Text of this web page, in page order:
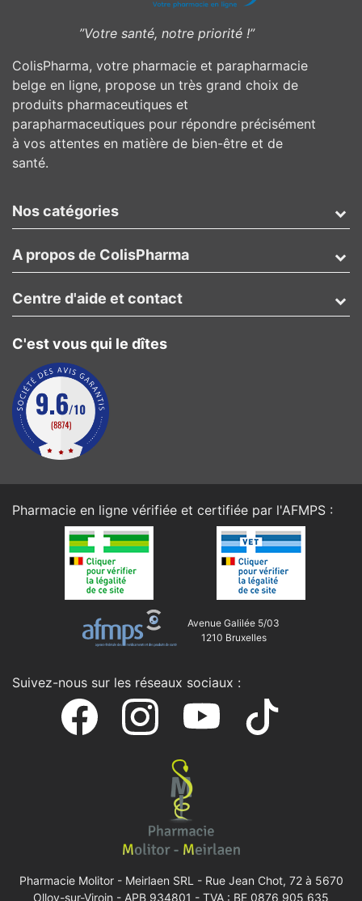
”Votre santé, notre priorité !”
ColisPharma, votre pharmacie et parapharmacie
belge en ligne, propose un très grand choix de
produits pharmaceutiques et
parapharmaceutiques pour répondre précisément
à vos attentes en matière de bien-être et de
santé.
Nos catégories
A propos de ColisPharma
C'est vous qui le dîtes
Centre d'aide et contact
Pharmacie en ligne vérifiée et certifiée par l'AFMPS :
Avenue Galilée 5/03
1210 Bruxelles
Suivez-nous sur les réseaux sociaux :
Pharmacie Molitor - Meirlaen SRL - Rue Jean Chot, 72 à 5670
Olloy-sur-Viroin - APB 934801 - TVA : BE 0876 905 635